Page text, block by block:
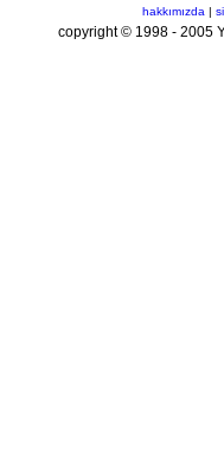
hakkımızda |
copyright © 1998 - 2005